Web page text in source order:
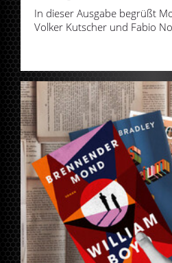
In dieser Ausgabe begrüßt
Volker Kutscher und Fabio